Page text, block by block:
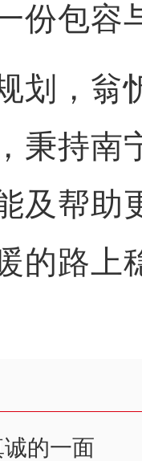
份包容
，翁
秉持南
及帮助
的路上
的一面